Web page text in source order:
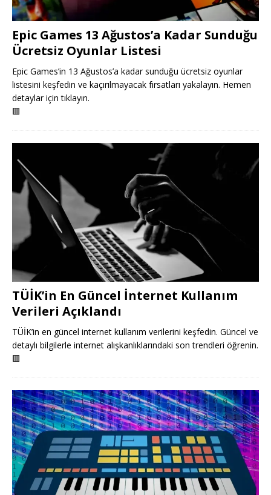
Epic Games 13 Ağustos’a Kadar Sunduğu
Ücretsiz Oyunlar Listesi
Epic Games’in 13 Ağustos’a kadar sunduğu ücretsiz oyunlar
listesini keşfedin ve kaçırılmayacak fırsatları yakalayın. Hemen
detaylar için tıklayın.
🟥
TÜİK’in En Güncel İnternet Kullanım
Verileri Açıklandı
TÜİK’in en güncel internet kullanım verilerini keşfedin. Güncel ve
detaylı bilgilerle internet alışkanlıklarındaki son trendleri öğrenin.
🟥